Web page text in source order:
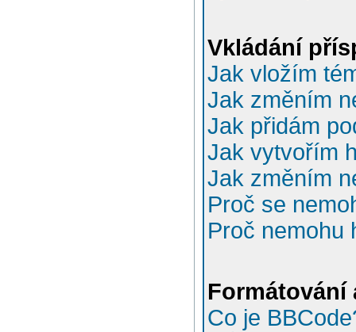
Vkládání
Jak vložím
Jak změním
Jak přidám
Jak vytvořím
Jak změním
Proč se
Proč nemohu
Formátování
Co je